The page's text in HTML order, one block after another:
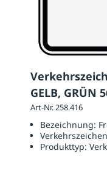
GELB, GRÜN
Art-Nr. 258.416
Bezeichnung:
Produkttyp: